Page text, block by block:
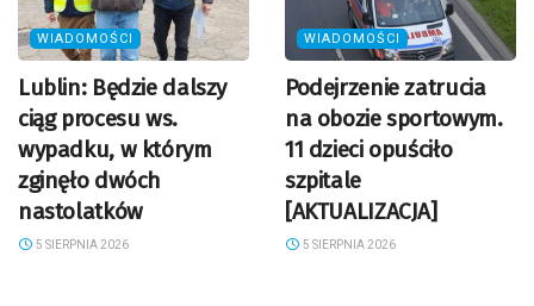
WIADOMOŚCI
Lublin: Będzie dalszy
ciąg procesu ws.
wypadku, w którym
zginęło dwóch
nastolatków
5 SIERPNIA 2026
WIADOMOŚCI
Podejrzenie zatrucia
na obozie sportowym.
11 dzieci opuściło
szpitale
[AKTUALIZACJA]
5 SIERPNIA 2026